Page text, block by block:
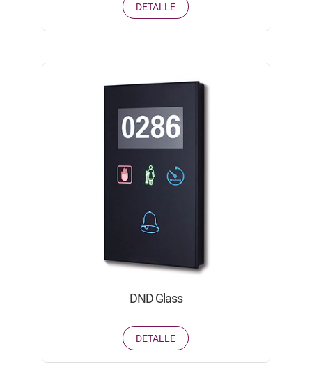
DETALLE
DND Glass
DETALLE